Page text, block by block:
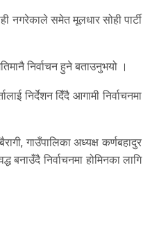
नगरेकाले समेत मूलधार सोही पार्टी
निर्वाचन हुने बताउनुभयो ।
निर्देशन दिँदै आगामी निर्वाचनमा
गाउँपालिका अध्यक्ष कर्णबहादुर
बनाउँदै निर्वाचनमा होमिनका लागि